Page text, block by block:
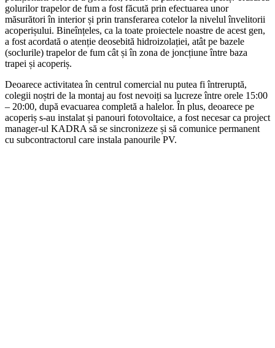
golurilor trapelor de fum a fost făcută prin efectuarea unor
măsurători în interior și prin transferarea cotelor la nivelul învelitorii
acoperișului. Bineînțeles, ca la toate proiectele noastre de acest gen,
a fost acordată o atenție deosebită hidroizolației, atât pe bazele
(soclurile) trapelor de fum cât și în zona de joncțiune între baza
trapei și acoperiș.
Deoarece activitatea în centrul comercial nu putea fi întreruptă,
colegii noștri de la montaj au fost nevoiți sa lucreze între orele 15:00
– 20:00, după evacuarea completă a halelor. În plus, deoarece pe
acoperiș s-au instalat și panouri fotovoltaice, a fost necesar ca project
manager-ul KADRA să se sincronizeze și să comunice permanent
cu subcontractorul care instala panourile PV.